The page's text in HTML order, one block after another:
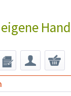
Hand